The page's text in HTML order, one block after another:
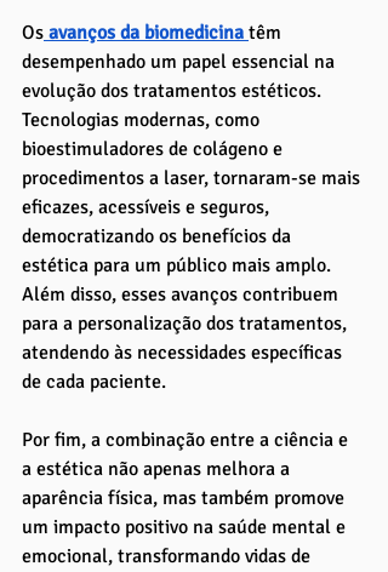
Os avanços da biomedicina têm
desempenhado um papel essencial na
evolução dos tratamentos estéticos.
Tecnologias modernas, como
bioestimuladores de colágeno e
procedimentos a laser, tornaram-se mais
eficazes, acessíveis e seguros,
democratizando os benefícios da
estética para um público mais amplo.
Além disso, esses avanços contribuem
para a personalização dos tratamentos,
atendendo às necessidades específicas
de cada paciente.
Por fim, a combinação entre a ciência e
a estética não apenas melhora a
aparência física, mas também promove
um impacto positivo na saúde mental e
emocional, transformando vidas de